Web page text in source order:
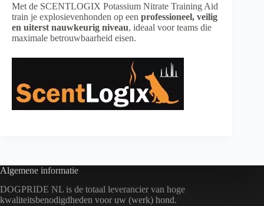
Met de SCENTLOGIX Potassium Nitrate Training Aid
train je explosievenhonden op een professioneel, veilig
en uiterst nauwkeurig niveau, ideaal voor teams die
maximale betrouwbaarheid eisen.
Algemene informatie
DOGPRIDE NL is de totaal leverancier van hoge
kwaliteitsbenodigdheden voor uw (werk) hond.